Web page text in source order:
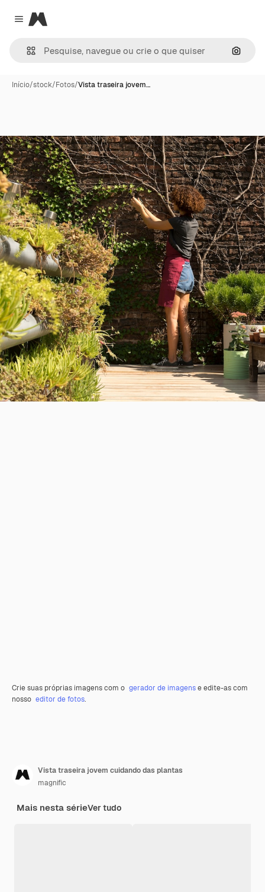
Close menu
Magnific
Início/stock/Fotos/Vista traseira jovem…
Crie suas próprias imagens com o gerador de imagense edite-as com
nosso editor de fotos.
Vista traseira jovem cuidando das plantas
magnific
Mais nesta sérieVer tudo